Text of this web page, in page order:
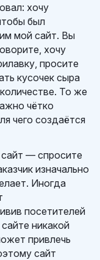
хочу
был
мой сайт. Вы
хочу
просите
кусочек сыра
То же
чётко
чего создаётся
— спросите
изначально
Иногда
посетителей
никакой
привлечь
сайт